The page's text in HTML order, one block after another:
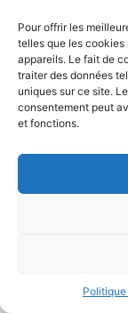
Pour offrir les
telles que les
appareils. Le fait de
traiter des données
uniques sur ce site.
consentement peut
et fonctions.
des
Les
une
Après toutes
petits
recette